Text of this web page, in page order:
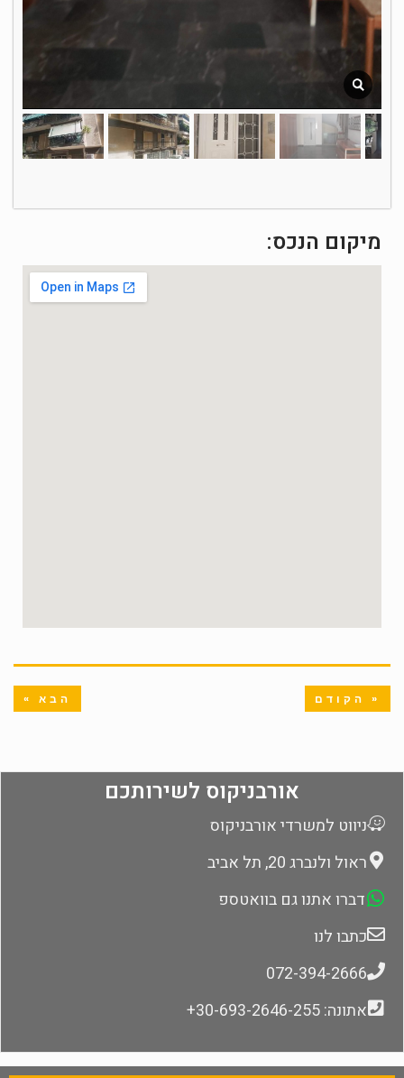
מיקום הנכס:
« הקודם הבא »
אורבניקוס לשירותכם
ניווט למשרדי אורבניקוס
ראול ולנברג 20, תל אביב
דברו אתנו גם בוואטספ
כתבו לנו
072-394-2666
אתונה: 30-693-2646-255+